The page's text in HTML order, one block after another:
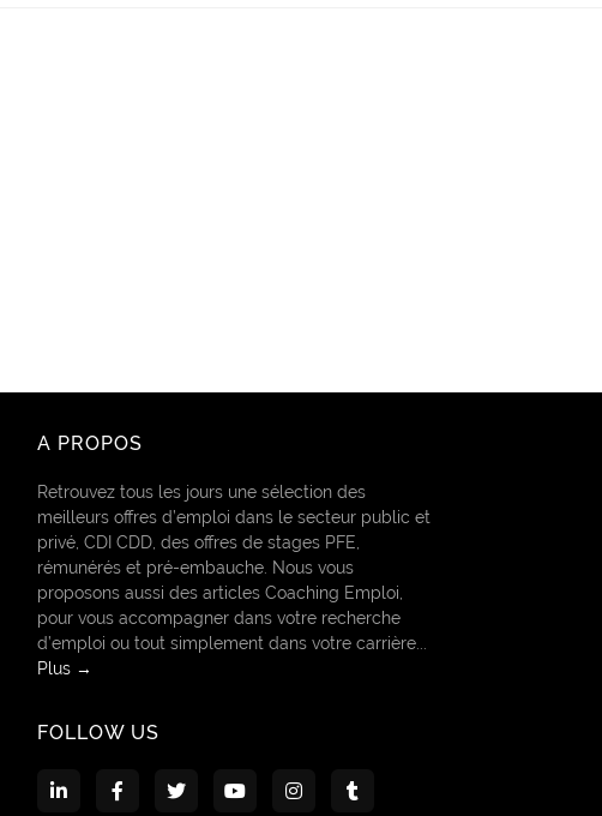
A PROPOS
Retrouvez tous les jours une sélection des
meilleurs offres d’emploi dans le secteur public et
privé, CDI CDD, des offres de stages PFE,
rémunérés et pré-embauche. Nous vous
proposons aussi des articles Coaching Emploi,
pour vous accompagner dans votre recherche
d’emploi ou tout simplement dans votre carrière...
Plus →
FOLLOW US